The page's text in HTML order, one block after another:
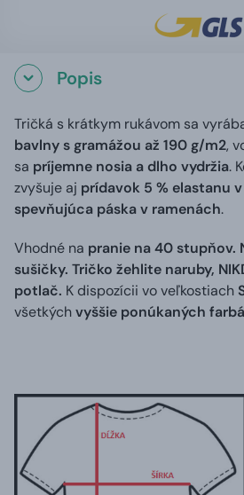
Popis
Tričká s krátkym rukávom sa
bavlny s gramážou až 190 g/m2,
sa príjemne nosia a dlho vydržia.
zvyšuje aj prídavok 5 % elastanu
spevňujúca páska v ramenách.
Vhodné na pranie na 40 stupňov.
sušičky. Tričko žehlite naruby,
potlač. K dispozícii vo veľkostiach
všetkýchvyššie ponúkaných